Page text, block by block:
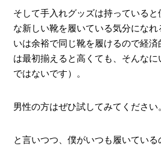
そして手入れグッズは持っている
な新しい靴を履いている気分にな
いは余裕で同じ靴を履けるので経
は最初揃えると高くても、そんな
ではないです）。
男性の方はぜひ試してみてください
と言いつつ、僕がいつも履いてい